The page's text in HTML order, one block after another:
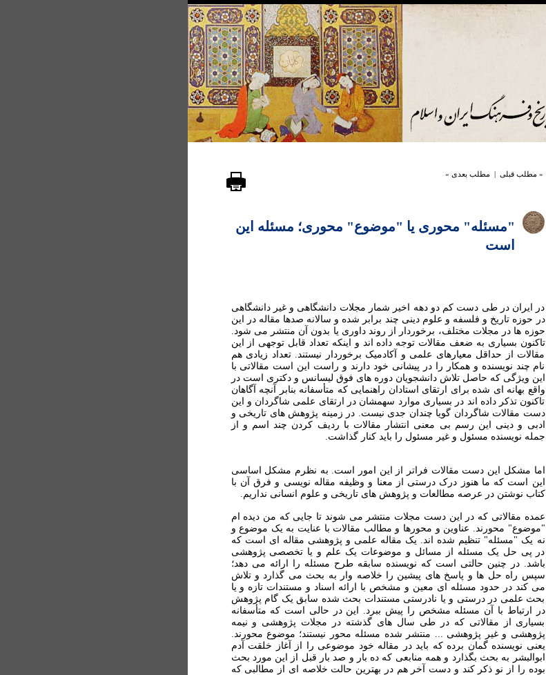
« مطلب قبلی | مطلب بعدی »
"مسئله" محوری يا "موضوع" محوری؛ مسئله اين
است
در ايران در طی دست کم دو دهه اخير شمار مجلات دانشگاهی و غير دانشگاهی
در حوزه تاریخ و فلسفه و علوم دینی چند برابر شده و سالانه صدها مقاله در این
حوزه ها در مجلات مختلف، برخوردار از روند داوری یا بدون آن منتشر می شود.
تاکنون بسياری به ضعف مقالات توجه داده اند و اينکه تعداد قابل توجهی از اين
مقالات از حداقل معيارهای علمی و آکادميک برخوردار نیستند. تعداد زیادی هم
نام چند نویسنده و همکار را در پیشانی خود دارند و راست این است مقالاتی با
این ويژگی که حاصل تلاش دانشجویان دوره های فوق لیسانس و دکتری است در
واقع بهانه ای شده برای ارتقای استادان راهنمایی که متأسفانه بنابر آنچه آگاهان
تاکنون تذکر داده اند در بسیاری موارد سهمشان در ارتقای علمی شاگردان و این
دست مقالات شاگردان گویا چندان جدی نیست. در زمينه پژوهش های تاريخی و
ادبی و دينی این رسم بی معنی انتشار مقالات با ردیف کردن چند اسم و از
جمله نویسنده مسئول و غير مسئول را باید کنار گذاشت.
اما مشکل اين دست مقالات فراتر از این امور است. به نظرم مشکل اساسی
اين است که ما هنوز درک درستی از معنا و وظیفه مقاله نويسی و فرق آن با
کتاب نوشتن در عرصه مطالعات و پژوهش های تاريخی و علوم انسانی نداریم.
عمده مقالاتی که در اين دست مجلات منتشر می شوند تا جایی که من ديده ام
"موضوع" محورند. عناوين و محورها و مطالب مقالات با عنايت به يک موضوع و
نه يک "مسئله" تنظيم شده اند. يک مقاله علمی و پژوهشی مقاله ای است که
در پی حل يک مسئله از مسائل و موضوعات يک علم و يا تخصصی پژوهشی
باشد. در چنين حالتی است که نويسنده سابقه طرح مسئله را ارائه می دهد؛
سپس راه حل ها و پاسخ های پيشين را خلاصه وار به بحث می گذارد و تلاش
می کند در حدود مسئله ای معين و مشخص با ارائه اسناد و مستندات تازه و يا
بحث علمی در درستی و يا نادرستی مستندات بحث شده سابق يک گام پژوهش
در ارتباط با آن مسئله مشخص را پيش ببرد. اين در حالی است که متأسفانه
بسیاری از مقالاتی که در طی سال های گذشته در مجلات پژوهشی و نيمه
پژوهشی و غير پژوهشی ... منتشر شده مسئله محور نيستند؛ موضوع محورند.
يعنی نويسنده گمان برده که بايد در مقاله خود موضوعی را از آغاز خلقت آدم
ابوالبشر به بحث بگذارد و همه منابعی که ده بار و صد بار قبل از اين مورد بحث
بوده را از نو ذکر کند و دست آخر هم در بهترين حالت خلاصه ای از مطالبی که